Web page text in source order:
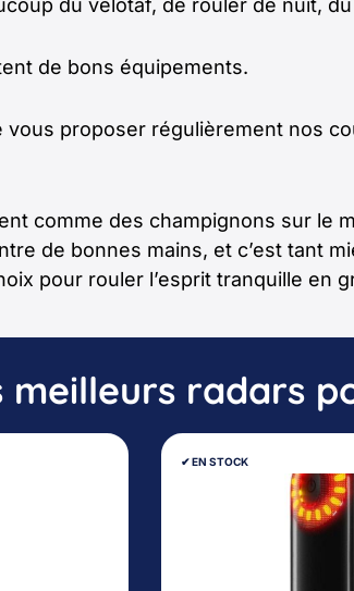
du vélotaf, de rouler de nuit,
de bons équipements.
vous proposer régulièrement nos
comme des champignons sur le
de bonnes mains, et c’est tant
pour rouler l’esprit tranquille en
meilleurs radars
✔︎ EN STOCK